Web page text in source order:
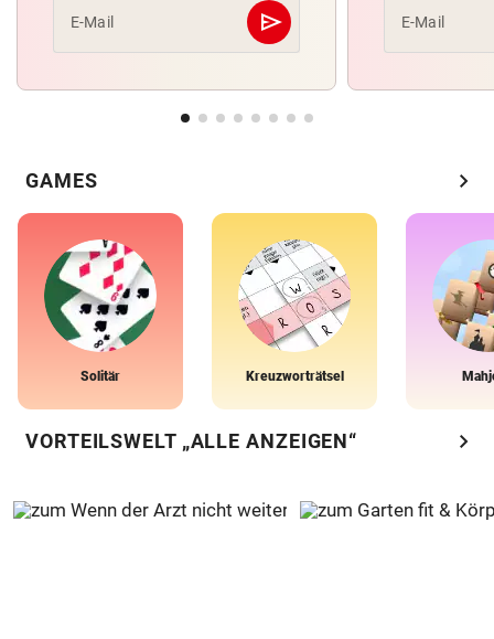
E-Mail send
Abschicken E-Mail
GAMES chevron_right
Solitär Kreuzworträtsel
VORTEILSWELT „ALLE ANZEIGEN“ chevron_right